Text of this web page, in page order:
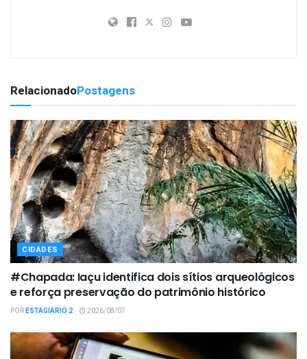
RelacionadoPostagens
CIDADES
#Chapada: Iaçu identifica dois sítios arqueológicos
e reforça preservação do patrimônio histórico
PORESTAGIÁRIO 2 2026/08/07